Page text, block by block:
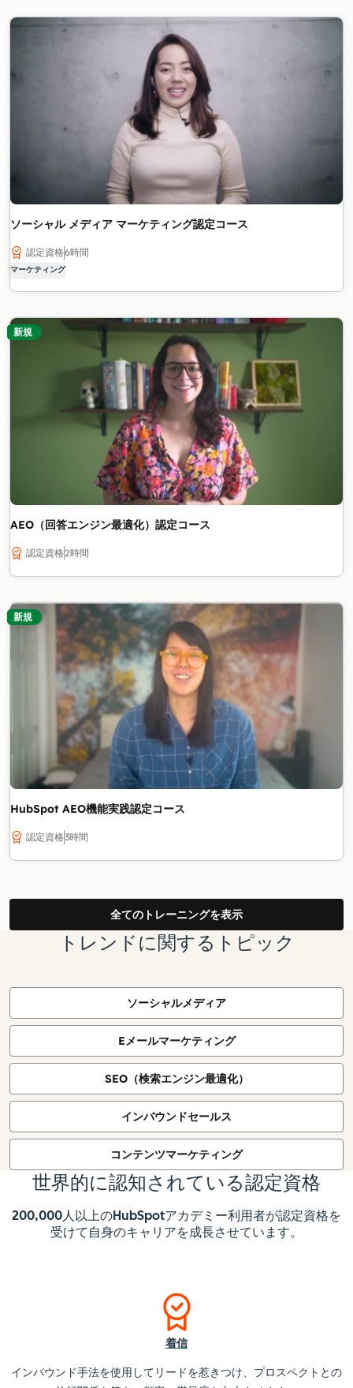
ソーシャル メディア マーケティング認定コース
認定資格6時間
マーケティング
新規
AEO（回答エンジン最適化）認定コース
認定資格2時間
新規
HubSpot AEO機能実践認定コース
認定資格3時間
全てのトレーニングを表示
トレンドに関するトピック
ソーシャルメディア
Eメールマーケティング
SEO（検索エンジン最適化）
インバウンドセールス
コンテンツマーケティング
世界的に認知されている認定資格
200,000人以上のHubSpotアカデミー利用者が認定資格を
受けて自身のキャリアを成長させています。
着信
インバウンド手法を使用してリードを惹きつけ、プロスペクトとの